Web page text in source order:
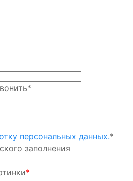
*
персональных данных.*
заполнения
*